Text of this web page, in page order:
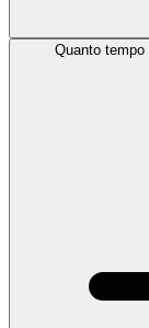
Quanto